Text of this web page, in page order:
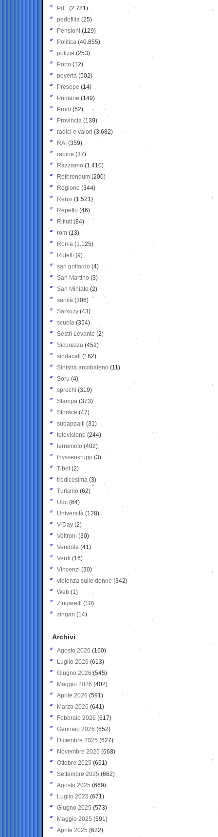
PdL (2.781)
pedofilia (25)
Pensioni (129)
Politica (40.855)
polizia (253)
Porto (12)
povertà (502)
Presepe (14)
Primarie (149)
Prodi (52)
Provincia (139)
radici e valori (3.682)
RAI (359)
rapine (37)
Razzismo (1.410)
Referendum (200)
Regione (344)
Renzi (1.521)
Repetto (46)
Rifiuti (84)
rom (13)
Roma (1.125)
Rutelli (9)
san gottardo (4)
San Martino (3)
San Miniato (2)
sanità (306)
Sarkozy (43)
scuola (354)
Sestri Levante (2)
Sicurezza (452)
sindacati (162)
Sinistra arcobaleno (11)
Soru (4)
sprechi (319)
Stampa (373)
Storace (47)
subappalti (31)
televisione(244)
terremoto (402)
thyssenkrupp (3)
Tibet(2)
tredicesima (3)
Turismo (62)
Udc (64)
Università (128)
V-Day (2)
Veltroni (30)
Vendola (41)
Verdi (16)
Vincenzi (30)
violenza sulle donne (342)
Web (1)
Zingaretti (10)
zingari (14)
Archivi
Agosto 2026 (160)
Luglio 2026 (613)
Giugno 2026 (545)
Maggio 2026 (402)
Aprile 2026 (591)
Marzo 2026 (641)
Febbraio 2026 (617)
Gennaio 2026 (652)
Dicembre 2025 (627)
Novembre 2025 (668)
Ottobre 2025 (651)
Settembre 2025 (662)
Agosto 2025 (669)
Luglio 2025 (671)
Giugno 2025 (573)
Maggio 2025 (591)
Aprile 2025 (622)